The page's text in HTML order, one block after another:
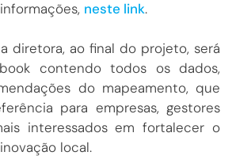
neste link.
diretora, ao final do projeto, será
contendo todos os dados,
do mapeamento, que
para empresas, gestores
interessados em fortalecer o
local.